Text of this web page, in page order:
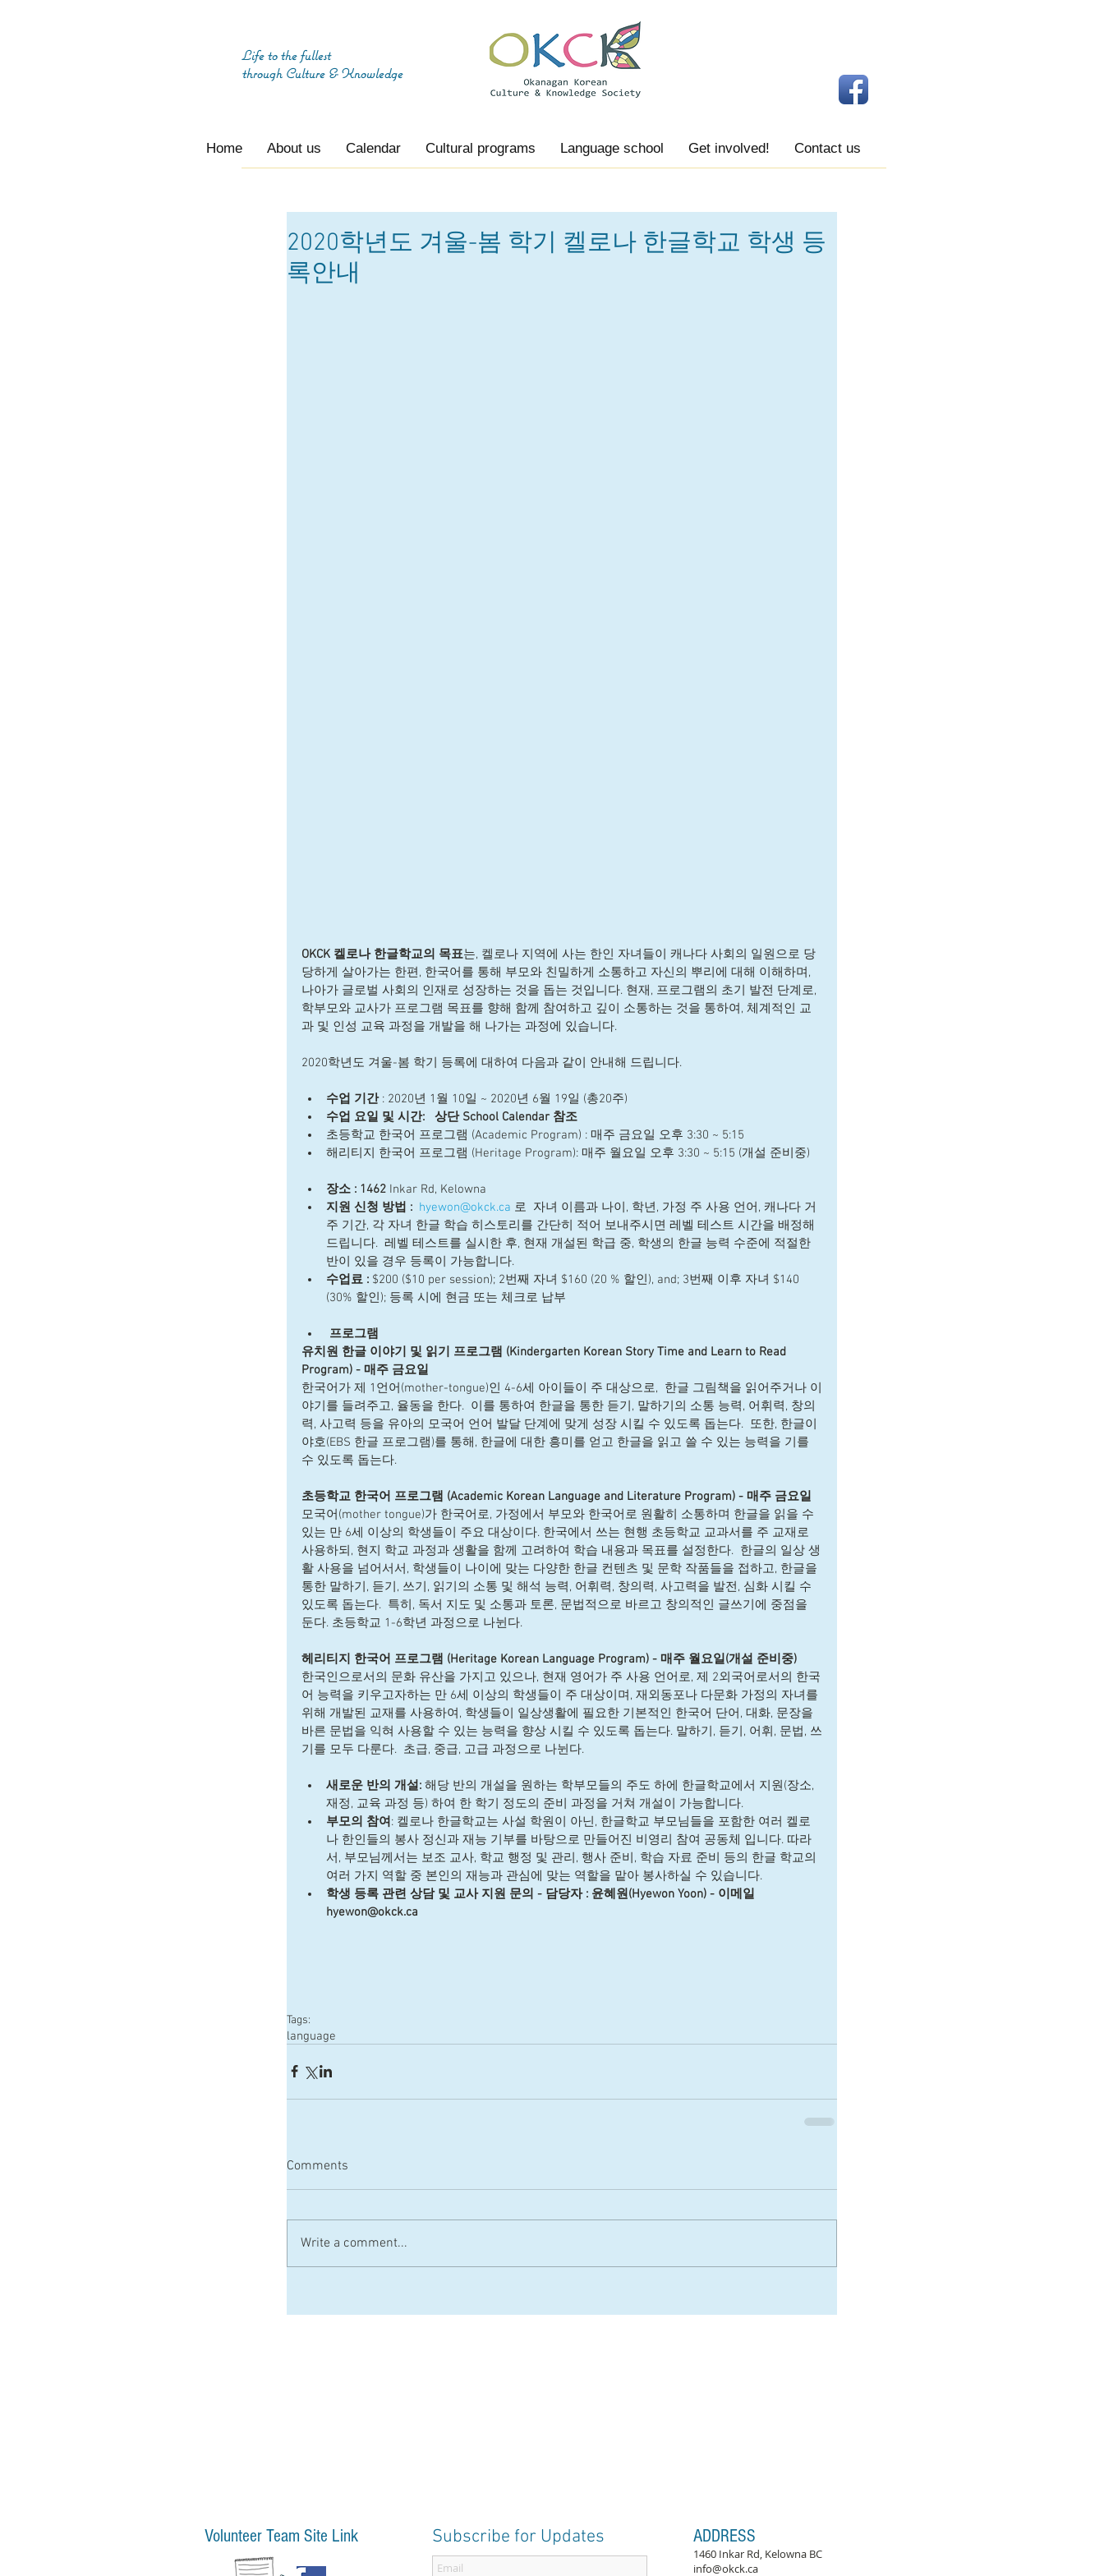
Home About us Calendar Cultural programs Language school Get involved! Contact us
Life to the fullest
through Culture & Knowledge
2020학년도 겨울-봄 학기 켈로나 한글학교 학생 등
록안내
OKCK 켈로나 한글학교의 목표는, 켈로나 지역에 사는 한인 자녀들이 캐나다 사회의 일원으로 당
당하게 살아가는 한편, 한국어를 통해 부모와 친밀하게 소통하고 자신의 뿌리에 대해 이해하며,
나아가 글로벌 사회의 인재로 성장하는 것을 돕는 것입니다. 현재, 프로그램의 초기 발전 단계로,
학부모와 교사가 프로그램 목표를 향해 함께 참여하고 깊이 소통하는 것을 통하여, 체계적인 교
과 및 인성 교육 과정을 개발을 해 나가는 과정에 있습니다.
2020학년도 겨울-봄 학기 등록에 대하여 다음과 같이 안내해 드립니다.
수업 기간 : 2020년 1월 10일 ~ 2020년 6월 19일 (총20주)
수업 요일 및 시간:   상단 School Calendar 참조
초등학교 한국어 프로그램 (Academic Program) : 매주 금요일 오후 3:30 ~ 5:15
해리티지 한국어 프로그램 (Heritage Program): 매주 월요일 오후 3:30 ~ 5:15 (개설 준비중)
장소 : 1462 Inkar Rd, Kelowna
지원 신청 방법 : hyewon@okck.ca 로  자녀 이름과 나이, 학년, 가정 주 사용 언어, 캐나다 거
주 기간, 각 자녀 한글 학습 히스토리를 간단히 적어 보내주시면 레벨 테스트 시간을 배정해
드립니다.  레벨 테스트를 실시한 후, 현재 개설된 학급 중, 학생의 한글 능력 수준에 적절한
반이 있을 경우 등록이 가능합니다.
수업료 : $200 ($10 per session); 2번째 자녀 $160 (20 % 할인), and; 3번째 이후 자녀 $140
(30% 할인); 등록 시에 현금 또는 체크로 납부
프로그램
유치원 한글 이야기 및 읽기 프로그램 (Kindergarten Korean Story Time and Learn to Read
Program) - 매주 금요일
한국어가 제 1언어(mother-tongue)인 4-6세 아이들이 주 대상으로,  한글 그림책을 읽어주거나 이
야기를 들려주고, 율동을 한다.  이를 통하여 한글을 통한 듣기, 말하기의 소통 능력, 어휘력, 창의
력, 사고력 등을 유아의 모국어 언어 발달 단계에 맞게 성장 시킬 수 있도록 돕는다.  또한, 한글이
야호(EBS 한글 프로그램)를 통해, 한글에 대한 흥미를 얻고 한글을 읽고 쓸 수 있는 능력을 기를
수 있도록 돕는다.
초등학교 한국어 프로그램 (Academic Korean Language and Literature Program) - 매주 금요일
모국어(mother tongue)가 한국어로, 가정에서 부모와 한국어로 원활히 소통하며 한글을 읽을 수
있는 만 6세 이상의 학생들이 주요 대상이다. 한국에서 쓰는 현행 초등학교 교과서를 주 교재로
사용하되, 현지 학교 과정과 생활을 함께 고려하여 학습 내용과 목표를 설정한다.  한글의 일상 생
활 사용을 넘어서서, 학생들이 나이에 맞는 다양한 한글 컨텐츠 및 문학 작품들을 접하고, 한글을
통한 말하기, 듣기, 쓰기, 읽기의 소통 및 해석 능력, 어휘력, 창의력, 사고력을 발전, 심화 시킬 수
있도록 돕는다.  특히, 독서 지도 및 소통과 토론, 문법적으로 바르고 창의적인 글쓰기에 중점을
둔다. 초등학교 1-6학년 과정으로 나뉜다.
헤리티지 한국어 프로그램 (Heritage Korean Language Program) - 매주 월요일(개설 준비중)
한국인으로서의 문화 유산을 가지고 있으나, 현재 영어가 주 사용 언어로, 제 2외국어로서의 한국
어 능력을 키우고자하는 만 6세 이상의 학생들이 주 대상이며, 재외동포나 다문화 가정의 자녀를
위해 개발된 교재를 사용하여, 학생들이 일상생활에 필요한 기본적인 한국어 단어, 대화, 문장을
바른 문법을 익혀 사용할 수 있는 능력을 향상 시킬 수 있도록 돕는다. 말하기, 듣기, 어휘, 문법, 쓰
기를 모두 다룬다.  초급, 중급, 고급 과정으로 나뉜다.
새로운 반의 개설: 해당 반의 개설을 원하는 학부모들의 주도 하에 한글학교에서 지원(장소,
재정, 교육 과정 등) 하여 한 학기 정도의 준비 과정을 거쳐 개설이 가능합니다.
부모의 참여 : 켈로나 한글학교는 사설 학원이 아닌, 한글학교 부모님들을 포함한 여러 켈로
나 한인들의 봉사 정신과 재능 기부를 바탕으로 만들어진 비영리 참여 공동체 입니다. 따라
서, 부모님께서는 보조 교사, 학교 행정 및 관리, 행사 준비, 학습 자료 준비 등의 한글 학교의
여러 가지 역할 중 본인의 재능과 관심에 맞는 역할을 맡아 봉사하실 수 있습니다.
학생 등록 관련 상담 및 교사 지원 문의 - 담당자 : 윤혜원(Hyewon Yoon) - 이메일
hyewon@okck.ca
Tags:
language
Comments
Write a comment...
Volunteer Team Site Link Subscribe for Updates ADDRESS
1460 Inkar Rd, Kelowna BC
info@okck.ca